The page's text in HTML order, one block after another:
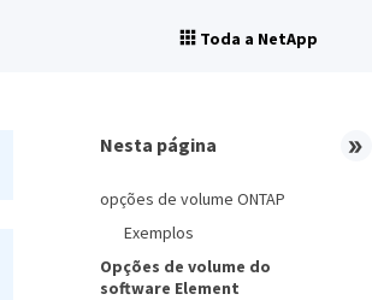
Toda a NetApp
Nesta página
opções de volume ONTAP
Exemplos
Opções de volume do
software Element